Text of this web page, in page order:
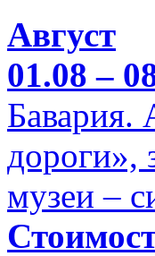
Август
01.08 –
Бавария.
дороги»,
музеи –